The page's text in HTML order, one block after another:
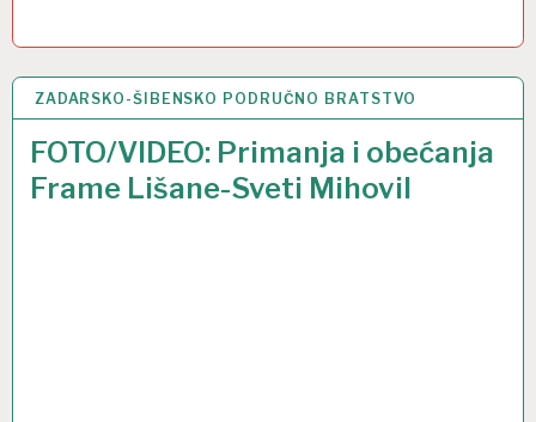
ZADARSKO-ŠIBENSKO PODRUČNO BRATSTVO
FOTO/VIDEO: Primanja i obećanja
Frame Lišane-Sveti Mihovil
1 VELJ 2017